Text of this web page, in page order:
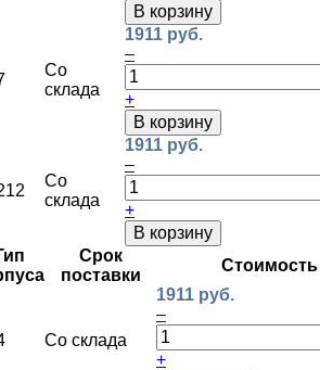
В корзину
Со
склада
1911 руб.
–
+
В корзину
Со
склада
1911 руб.
–
+
В корзину
Срок
поставки
Стоимость
Со склада
1911 руб.
–
+